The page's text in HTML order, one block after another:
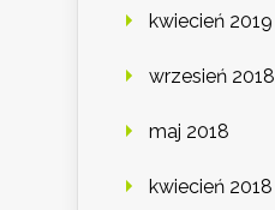
kwiecień 2019
wrzesień 2018
maj 2018
kwiecień 2018